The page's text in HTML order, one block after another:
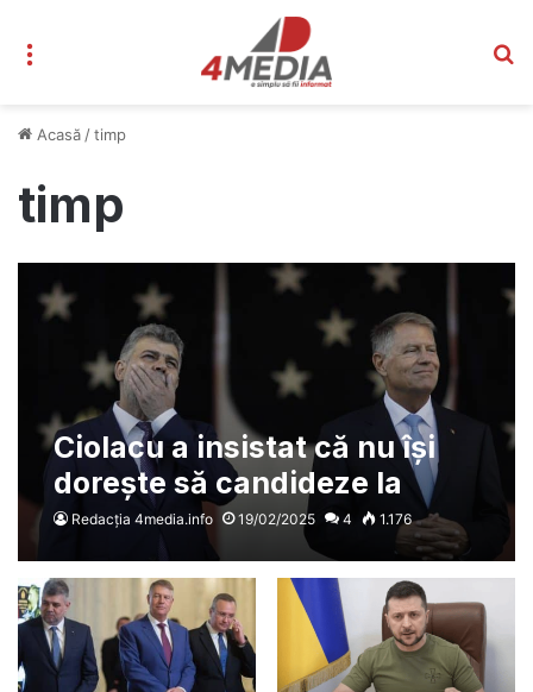
Acasă /timp
timp
Ciolacu a insistat că nu își
dorește să candideze la
președinție – Minciuna
despre propria carieră
Redacția 4media.info 19/02/2025 4 1.176